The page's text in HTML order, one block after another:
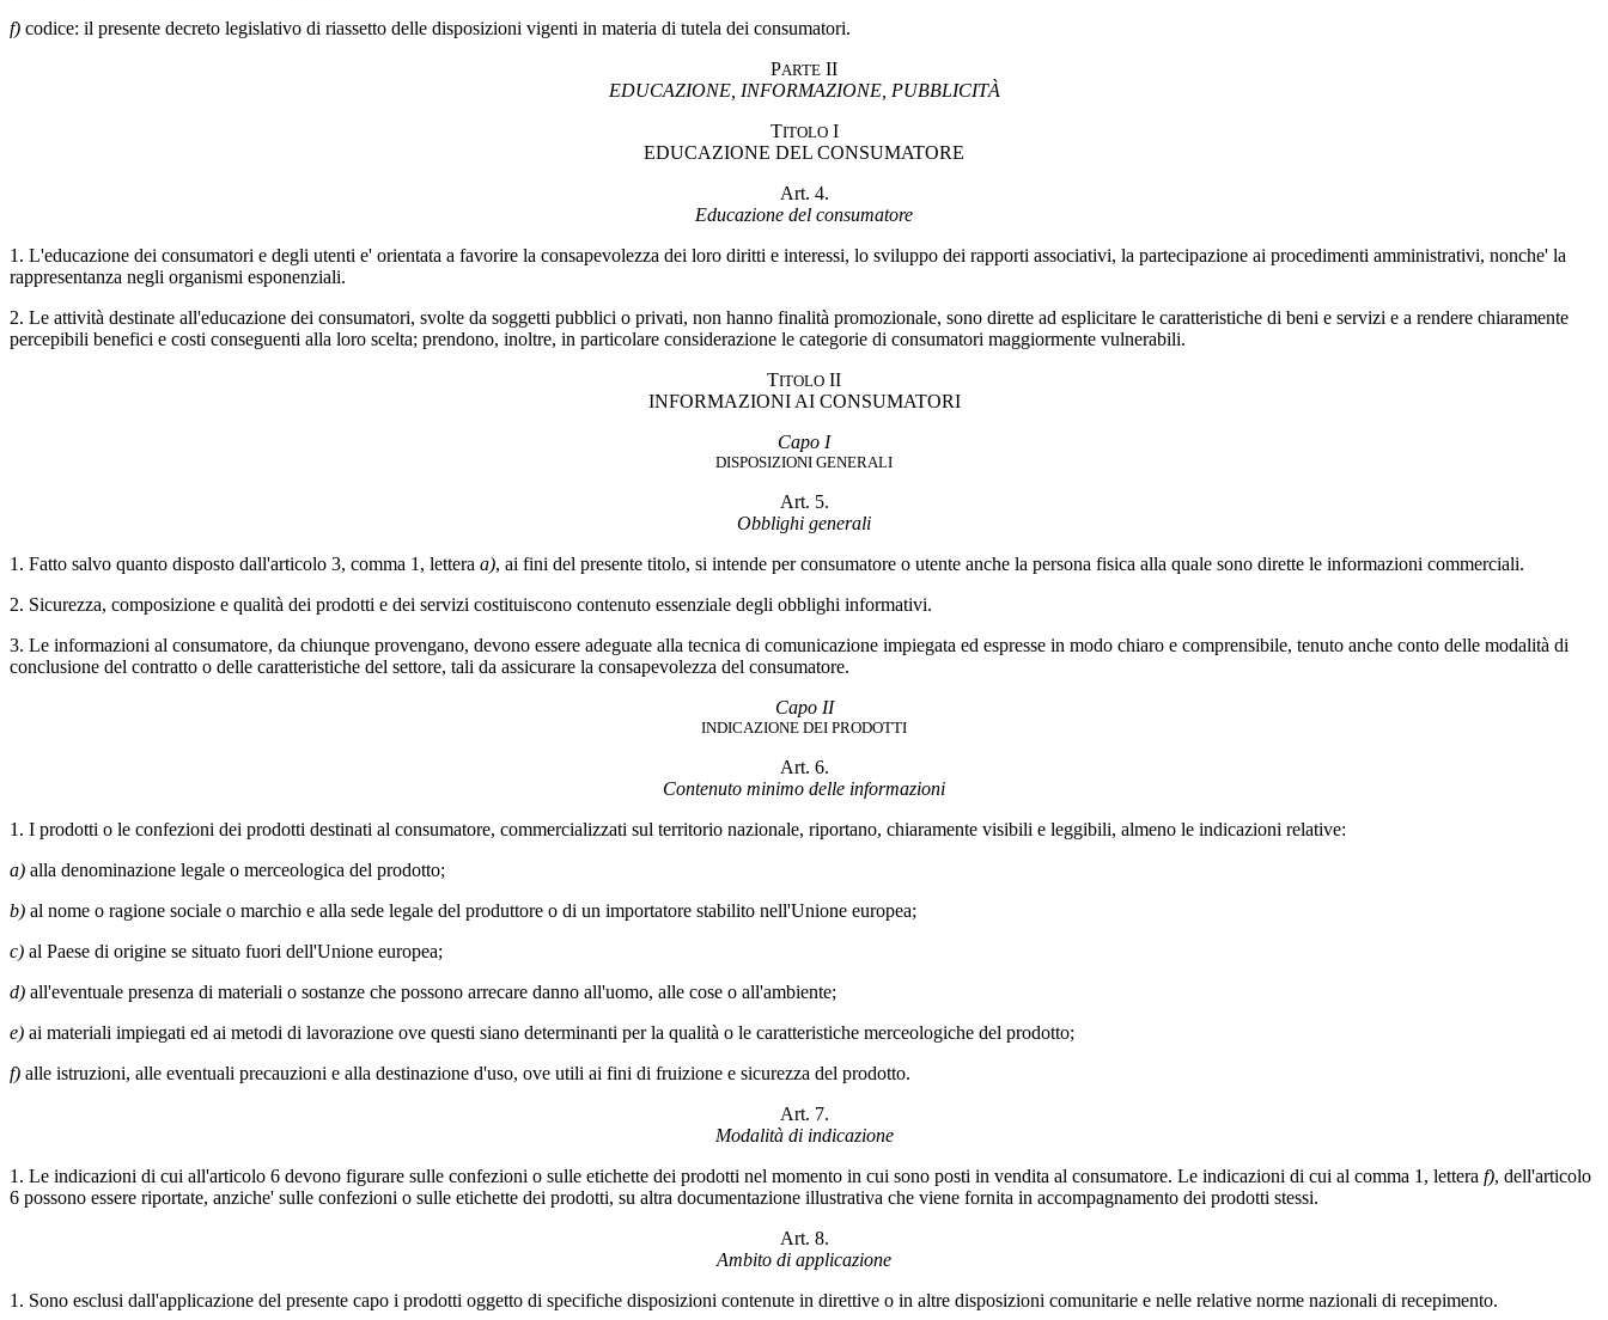
f) codice: il presente decreto legislativo di riassetto delle disposizioni vigenti in materia di tutela dei consumatori.
PARTE II
EDUCAZIONE, INFORMAZIONE, PUBBLICITÀ
TITOLOI
EDUCAZIONE DEL CONSUMATORE
Art. 4.
Educazione del consumatore
1. L'educazione dei consumatori e degli utenti e' orientata a favorire la consapevolezza dei loro diritti e interessi, lo sviluppo dei rapporti associativi, la partecipazione ai procedimenti amministrativi, nonche' la
rappresentanza negli organismi esponenziali.
2. Le attività destinate all'educazione dei consumatori, svolte da soggetti pubblici o privati, non hanno finalità promozionale, sono dirette ad esplicitare le caratteristiche di beni e servizi e a rendere chiaramente
percepibili benefici e costi conseguenti alla loro scelta; prendono, inoltre, in particolare considerazione le categorie di consumatori maggiormente vulnerabili.
TITOLO II
INFORMAZIONI AI CONSUMATORI
Capo I
DISPOSIZIONI GENERALI
Art. 5.
Obblighi generali
1. Fatto salvo quanto disposto dall'articolo 3, comma 1, lettera a), ai fini del presente titolo, si intende per consumatore o utente anche la persona fisica alla quale sono dirette le informazioni commerciali.
2. Sicurezza, composizione e qualità dei prodotti e dei servizi costituiscono contenuto essenziale degli obblighi informativi.
3. Le informazioni al consumatore, da chiunque provengano, devono essere adeguate alla tecnica di comunicazione impiegata ed espresse in modo chiaro e comprensibile, tenuto anche conto delle modalità di
conclusione del contratto o delle caratteristiche del settore, tali da assicurare la consapevolezza del consumatore.
Capo II
INDICAZIONE DEI PRODOTTI
Art. 6.
Contenuto minimo delle informazioni
1. I prodotti o le confezioni dei prodotti destinati al consumatore, commercializzati sul territorio nazionale, riportano, chiaramente visibili e leggibili, almeno le indicazioni relative:
a) alla denominazione legale o merceologica del prodotto;
b) al nome o ragione sociale o marchio e alla sede legale del produttore o di un importatore stabilito nell'Unione europea;
c) al Paese di origine se situato fuori dell'Unione europea;
d) all'eventuale presenza di materiali o sostanze che possono arrecare danno all'uomo, alle cose o all'ambiente;
e) ai materiali impiegati ed ai metodi di lavorazione ove questi siano determinanti per la qualità o le caratteristiche merceologiche del prodotto;
f) alle istruzioni, alle eventuali precauzioni e alla destinazione d'uso, ove utili ai fini di fruizione e sicurezza del prodotto.
Art. 7.
Modalità di indicazione
1. Le indicazioni di cui all'articolo 6 devono figurare sulle confezioni o sulle etichette dei prodotti nel momento in cui sono posti in vendita al consumatore. Le indicazioni di cui al comma 1, lettera f), dell'articolo
6 possono essere riportate, anziche' sulle confezioni o sulle etichette dei prodotti, su altra documentazione illustrativa che viene fornita in accompagnamento dei prodotti stessi.
Art. 8.
Ambito di applicazione
1. Sono esclusi dall'applicazione del presente capo i prodotti oggetto di specifiche disposizioni contenute in direttive o in altre disposizioni comunitarie e nelle relative norme nazionali di recepimento.